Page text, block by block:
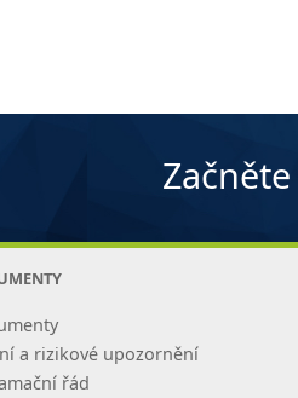
a rizikové upozornění
řád